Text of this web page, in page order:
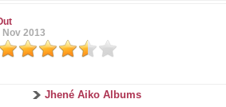
Nov 2013
Jhené Aiko Albums